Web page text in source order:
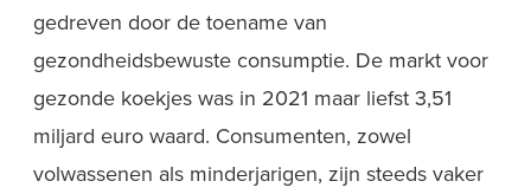
gedreven door de toename van
gezondheidsbewuste consumptie. De markt voor
gezonde koekjes was in 2021 maar liefst 3,51
miljard euro waard. Consumenten, zowel
volwassenen als minderjarigen, zijn steeds vaker